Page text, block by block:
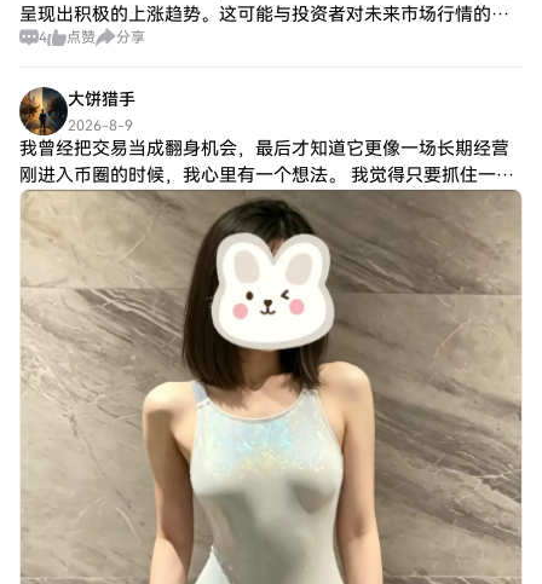
呈现出积极的上涨趋势。这可能与投资者对未来市场行情的乐
观预期有关,尤其是在美联储可能维持利率不变的情况下,市场流
4 点赞 分享
大饼猎手
2026-8-9
我曾经把交易当成翻身机会，最后才知道它更像一场长期经营
刚进入币圈的时候，我心里有一个想法。 我觉得只要抓住一次
大行情，就可以改变自己的生活。 所以那时候特别喜欢寻找暴
涨机会。 哪个币涨得快，我就关注